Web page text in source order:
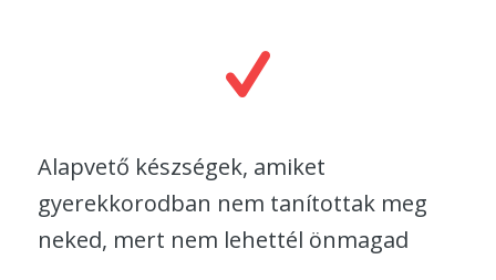
Alapvető készségek, amiket
gyerekkorodban nem tanítottak meg
neked, mert nem lehettél önmagad